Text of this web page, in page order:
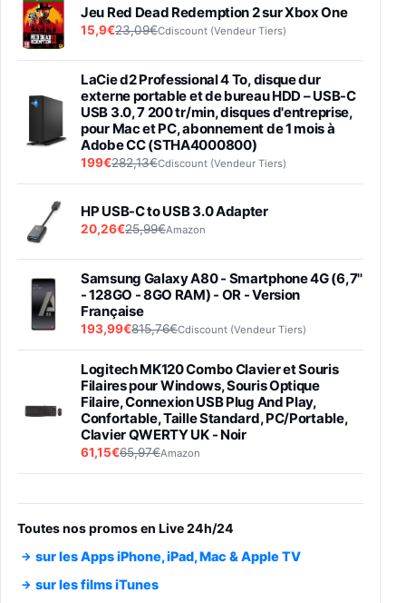
Jeu Red Dead Redemption 2 sur Xbox One
15,9€23,09€Cdiscount (Vendeur Tiers)
LaCie d2 Professional 4 To, disque dur
externe portable et de bureau HDD – USB-C
USB 3.0, 7 200 tr/min, disques d'entreprise,
pour Mac et PC, abonnement de 1 mois à
Adobe CC (STHA4000800)
199€282,13€Cdiscount (Vendeur Tiers)
HP USB-C to USB 3.0 Adapter
20,26€25,99€Amazon
Samsung Galaxy A80 - Smartphone 4G (6,7''
- 128GO - 8GO RAM) - OR - Version
Française
193,99€815,76€Cdiscount (Vendeur Tiers)
Logitech MK120 Combo Clavier et Souris
Filaires pour Windows, Souris Optique
Filaire, Connexion USB Plug And Play,
Confortable, Taille Standard, PC/Portable,
Clavier QWERTY UK - Noir
61,15€65,97€Amazon
entraénement direct 3 vitesses (33-45-78
trs/min) avec pre-ampli intégré et port USB
Smartphone SAMSUNG Galaxy S26 Ultra
Toutes nos promos en Live 24h/24
sur les Apps iPhone, iPad, Mac & Apple TV
sur les films iTunes